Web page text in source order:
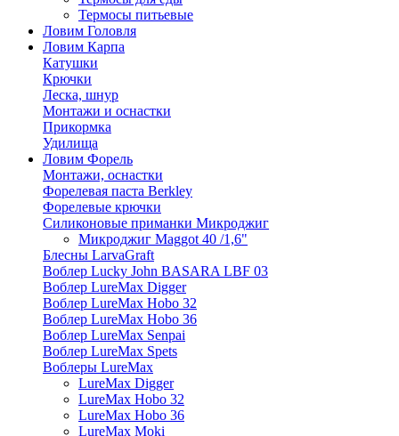
Термосы питьевые
Ловим Головля
Ловим Карпа
Катушки
Крючки
Леска, шнур
Монтажи и оснастки
Прикормка
Удилища
Ловим Форель
Монтажи, оснастки
Форелевая паста Berkley
Форелевые крючки
Силиконовые приманки Микроджиг
Микроджиг Maggot 40 /1,6"
Блесны LarvaGraft
Воблер Lucky John BASARA LBF 03
Воблер LureMax Digger
Воблер LureMax Hobo 32
Воблер LureMax Hobo 36
Воблер LureMax Senpai
Воблер LureMax Spets
Воблеры LureMax
LureMax Digger
LureMax Hobo 32
LureMax Hobo 36
LureMax Moki